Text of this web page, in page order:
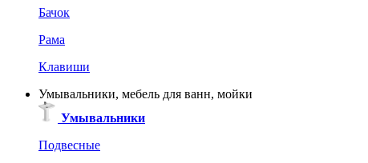
Бачок
Рама
Клавиши
Умывальники, мебель для ванн, мойки
Умывальники
Подвесные